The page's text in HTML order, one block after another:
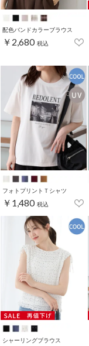
配色バンドカラーブラウス
￥2,680 税込
フォトプリントＴシャツ
￥1,480 税込
シャーリングブラウス